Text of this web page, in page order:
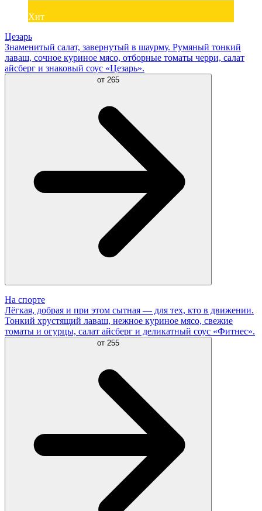
Хит
Цезарь
Знаменитый салат, завернутый в шаурму. Румяный тонкий
лаваш, сочное куриное мясо, отборные томаты черри, салат
айсберг и знаковый соус «Цезарь».
от 265
На спорте
Лёгкая, добрая и при этом сытная — для тех, кто в движении.
Тонкий хрустящий лаваш, нежное куриное мясо, свежие
томаты и огурцы, салат айсберг и деликатный соус «Фитнес».
от 255